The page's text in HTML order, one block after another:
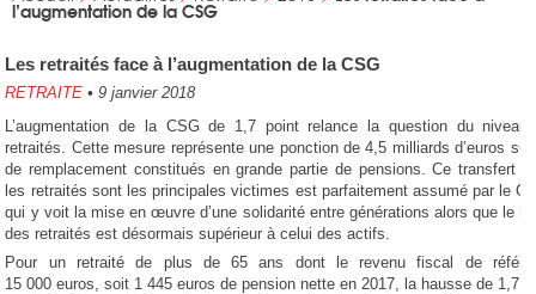
l’augmentation de la CSG
Les retraités face à l’augmentation de la CSG
RETRAITE • 9 janvier 2018
L’augmentation de la CSG de 1,7 point relance la question du
retraités. Cette mesure représente une ponction de 4,5 milliards d’euros
de remplacement constitués en grande partie de pensions. Ce transfert
les retraités sont les principales victimes est parfaitement assumé par le
qui y voit la mise en œuvre d’une solidarité entre générations alors que le
des retraités est désormais supérieur à celui des actifs.
Pour un retraité de plus de 65 ans dont le revenu fiscal de
15 000 euros, soit 1 445 euros de pension nette en 2017, la hausse de 1,7